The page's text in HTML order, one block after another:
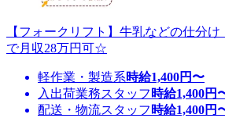
【フォークリフト】牛乳などの仕分
で月収28万円可☆
軽作業・製造系時給1,400円〜
入出荷業務スタッフ 時給1,400円
配送・物流スタッフ 時給1,400円